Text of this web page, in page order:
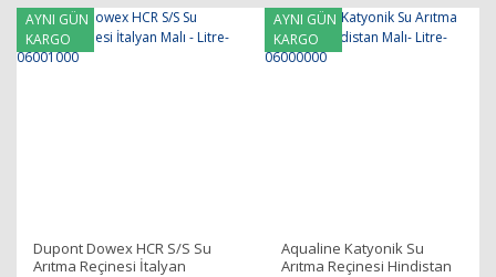
AYNI GÜN
KARGO
Dupont Dowex HCR S/S Su
Arıtma Reçinesi İtalyan
AYNI GÜN
KARGO
Aqualine Katyonik Su
Arıtma Reçinesi Hindistan